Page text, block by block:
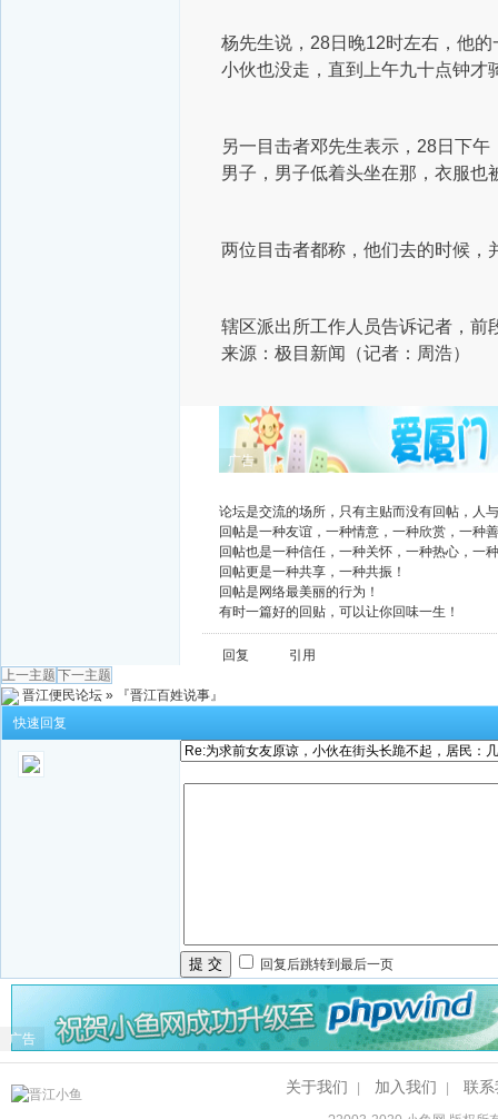
杨先生说，28日晚12时左右，他
小伙也没走，直到上午九十点钟才
另一目击者邓先生表示，28日下
男子，男子低着头坐在那，衣服
两位目击者都称，他们去的时候，
辖区派出所工作人员告诉记者，前
来源：极目新闻（记者：周浩）
广告
论坛是交流的场所，只有主贴而没有回帖，人
回帖是一种友谊，一种情意，一种欣赏，一种
回帖也是一种信任，一种关怀，一种热心，一
回帖更是一种共享，一种共振！
回帖是网络最美丽的行为！
有时一篇好的回贴，可以让你回味一生！
回复
引用
上一主题 下一主题
晋江便民论坛 »
『晋江百姓说事』
快速回复
提 交 回复后跳转到最后一页
广告
关于我们 加入我们 联系